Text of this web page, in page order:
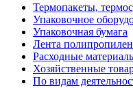
Термопакеты,
Упаковочное
Упаковочная бумага
Лента
Расходные
Хозяйственные
По видам